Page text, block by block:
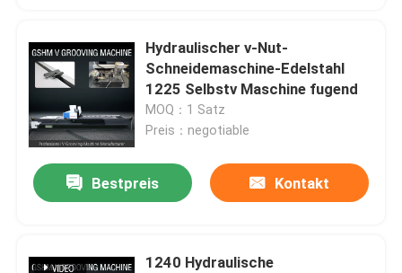
Hydraulischer v-Nut-
Schneidemaschine-Edelstahl
1225 Selbstv Maschine fugend
MOQ：1 Satz
Preis：negotiable
Bestpreis Kontakt
1240 Hydraulische